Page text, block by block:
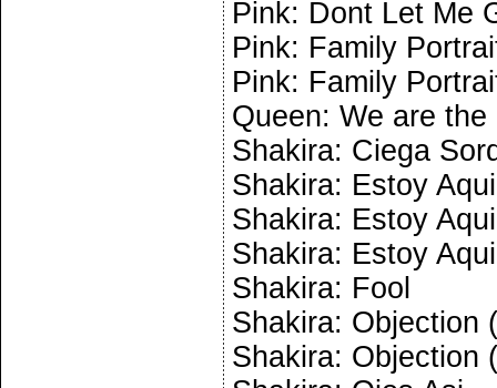
Pink: Dont Let Me
Pink: Family
Pink: Family
Queen: We are the
Shakira: Ciega
Shakira: Estoy
Shakira: Estoy
Shakira: Estoy
Shakira: Fool
Shakira: Objection
Shakira: Objection